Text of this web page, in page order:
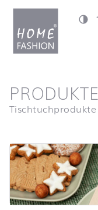
Zum Inhalt springen
Startseite
PRODUKTE
Tischtuchprodukte